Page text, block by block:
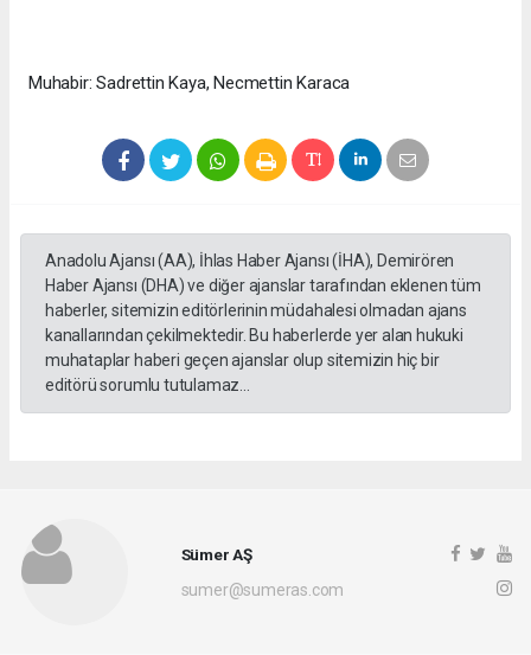
Muhabir: Sadrettin Kaya, Necmettin Karaca
Anadolu Ajansı (AA), İhlas Haber Ajansı (İHA), Demirören
Haber Ajansı (DHA) ve diğer ajanslar tarafından eklenen tüm
haberler, sitemizin editörlerinin müdahalesi olmadan ajans
kanallarından çekilmektedir. Bu haberlerde yer alan hukuki
muhataplar haberi geçen ajanslar olup sitemizin hiç bir
editörü sorumlu tutulamaz...
Sümer AŞ
sumer@sumeras.com